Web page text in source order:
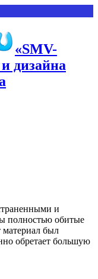
«SMV-
дизайна
и
полностью обитые
материал был
обретает большую